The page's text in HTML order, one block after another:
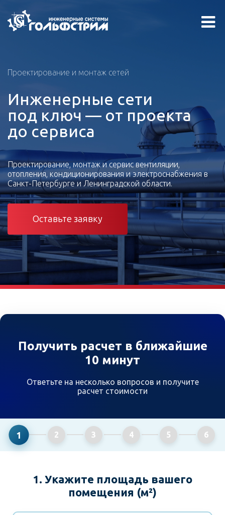
Проектирование и монтаж сетей
Инженерные сети
под ключ — от проекта
до сервиса
Проектирование, монтаж и сервис вентиляции,
отопления, кондиционирования и электроснабжения в
Санкт-Петербурге и Ленинградской области.
Оставьте заявку
Получить расчет в ближайшие
10 минут
Ответьте на несколько вопросов и получите
расчет стоимости
1 2 3 4 5 6
1. Укажите площадь вашего
помещения (м²)